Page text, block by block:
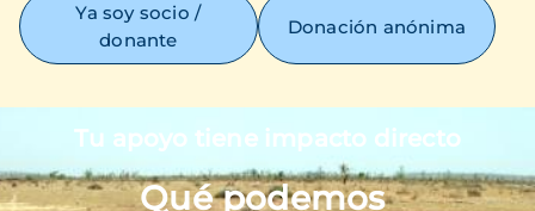
Ya soy socio /
donante
Donación anónima
Tu apoyo tiene impacto directo
Qué podemos